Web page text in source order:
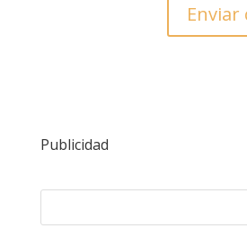
Publicidad